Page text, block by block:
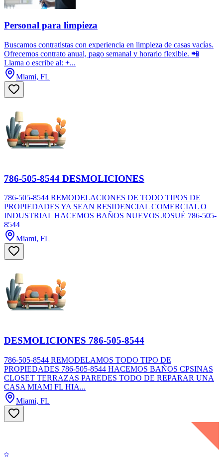
Personal para limpieza
Buscamos contratistas con experiencia en limpieza de casas vacías.
Ofrecemos contrato anual, pago semanal y horario flexible. 📲
Llama o escribe al: +...
Miami, FL
786-505-8544 DESMOLICIONES
786-505-8544 REMODELACIONES DE TODO TIPOS DE
PROPIEDADES YA SEAN RESIDENCIAL COMERCIAL O
INDUSTRIAL HACEMOS BAÑOS NUEVOS JOSUÉ 786-505-
8544
Miami, FL
DESMOLICIONES 786-505-8544
786-505-8544 REMODELAMOS TODO TIPO DE
PROPIEDADES 786-505-8544 HACEMOS BAÑOS CPSINAS
CLOSET TERRAZAS PAREDES TODO DE REPARAR UNA
CASA MIAMI FL HIA...
Miami, FL